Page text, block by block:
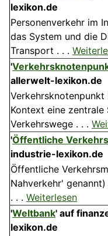
lexikon.de
Personenverkehr im
das System und die
Transport . . .
'
allerwelt-lexikon.de
Kontext eine zentrale
Verkehrswege . . .
'Öffentliche
industrie-lexikon.de
Öffentliche
Nahverkehr'
. . . Weiterlesen
'Weltbank' auf
lexikon.de